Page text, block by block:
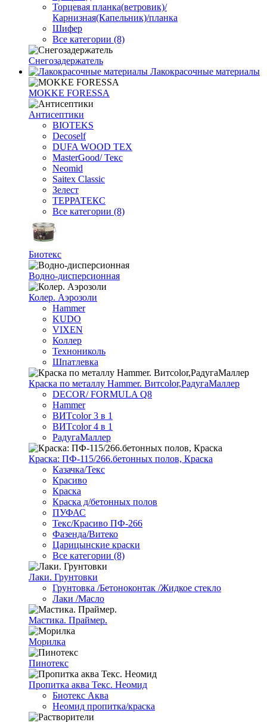
Торцевая планка(ветровик)/
Карнизная(Капельник)/планка
Шифер
Все категории (8)
Снегозадержатель
Лакокрасочные материалы
MOKKE FORESSA
Антисептики
BIOTEKS
Decoself
DUFA WOOD TEX
MasterGood/ Текс
Neomid
Saitex Classic
Зелест
ТЕРРАТЕКС
Все категории (8)
Биотекс
Водно-дисперсионная
Колер. Аэрозоли
Hammer
KUDO
VIXEN
Коллер
Технониколь
Шпатлевка
Краска по металлу Hammer. Витcolor,РадугаМаллер
DECOR/ FORMULA Q8
Hammer
ВИТcolor 3 в 1
ВИТcolor 4 в 1
РадугаМаллер
Краска: ПФ-115/266.бетонных полов, Краска
Казачка/Текс
Красиво
Краска
Краска д/бетонных полов
ПУФАС
Текс/Красиво ПФ-266
Фазенда/Витеко
Царицынские краски
Все категории (8)
Лаки. Грунтовки
Грунтовка /Бетоноконтак /Жидкое стекло
Лаки /Масло
Мастика. Праймер.
Морилка
Пинотекс
Пропитка аква Текс. Неомид
Биотекс Аква
Неомид пропитка/краска